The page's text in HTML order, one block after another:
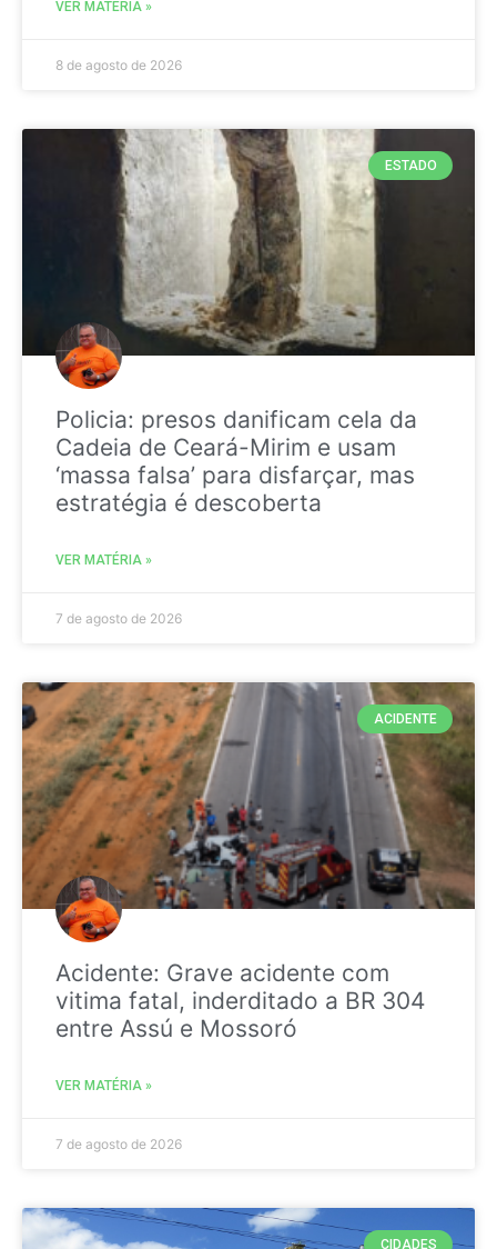
VER MATÉRIA »
8 de agosto de 2026
ESTADO
Policia: presos danificam cela da
Cadeia de Ceará-Mirim e usam
‘massa falsa’ para disfarçar, mas
estratégia é descoberta
VER MATÉRIA »
7 de agosto de 2026
ACIDENTE
Acidente: Grave acidente com
vitima fatal, inderditado a BR 304
entre Assú e Mossoró
VER MATÉRIA »
7 de agosto de 2026
CIDADES